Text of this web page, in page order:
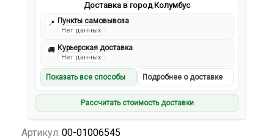
Доставка в город Колумбус
📍 Пункты самовывоза
Нет данных
🚚 Курьерская доставка
Нет данных
Показать все способы Подробнее о доставке
Рассчитать стоимость доставки
Артикул: 00-01006545